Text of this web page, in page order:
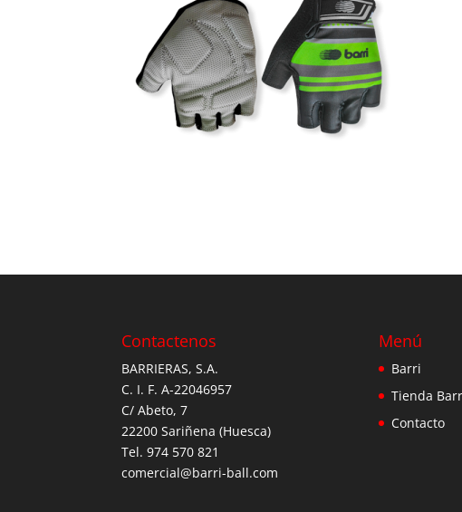
Contactenos
BARRIERAS, S.A.
C. I. F. A-22046957
C/ Abeto, 7
22200 Sariñena (Huesca)
Tel. 974 570 821
comercial@barri-ball.com
Menú
Barri
Tienda
Contacto